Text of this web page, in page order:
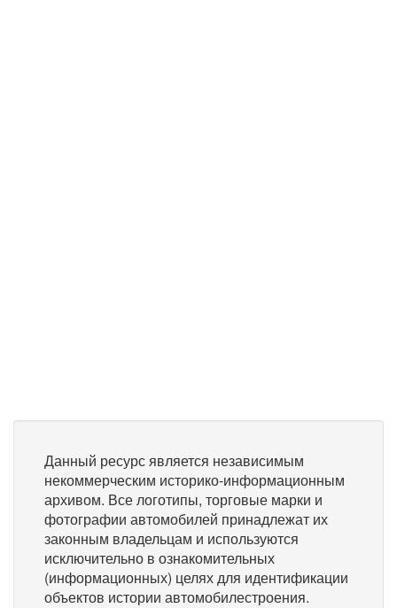
Данный ресурс является независимым
некоммерческим историко-информационным
архивом. Все логотипы, торговые марки и
фотографии автомобилей принадлежат их
законным владельцам и используются
исключительно в ознакомительных
(информационных) целях для идентификации
объектов истории автомобилестроения.